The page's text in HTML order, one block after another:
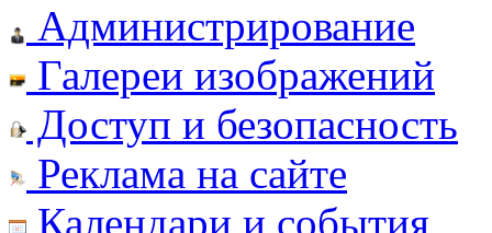
Администрирование
Галереи изображений
Доступ и безопасность
Реклама на сайте
Календари и события